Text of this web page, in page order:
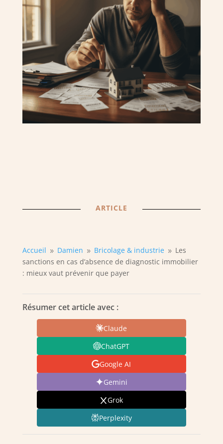
ARTICLE
Accueil 9 Damien 9 Bricolage & industrie 9 Les
sanctions en cas d’absence de diagnostic immobilier
: mieux vaut prévenir que payer
Résumer cet article avec :
Claude
ChatGPT
Google AI
Gemini
Grok
Perplexity